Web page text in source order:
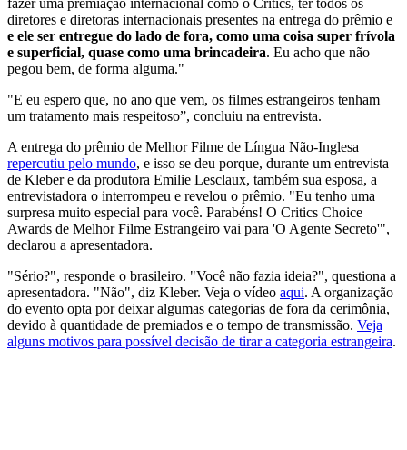
diretores e diretoras internacionais presentes na entrega do prêmio e
e ele ser entregue do lado de fora, como uma coisa super frívola
e superficial, quase como uma brincadeira. Eu acho que não
pegou bem, de forma alguma."
"E eu espero que, no ano que vem, os filmes estrangeiros tenham
um tratamento mais respeitoso”, concluiu na entrevista.
A entrega do prêmio de Melhor Filme de Língua Não-Inglesa
repercutiu pelo mundo, e isso se deu porque, durante um entrevista
de Kleber e da produtora Emilie Lesclaux, também sua esposa, a
entrevistadora o interrompeu e revelou o prêmio. "Eu tenho uma
surpresa muito especial para você. Parabéns! O Critics Choice
Awards de Melhor Filme Estrangeiro vai para 'O Agente Secreto'",
declarou a apresentadora.
"Sério?", responde o brasileiro. "Você não fazia ideia?", questiona a
apresentadora. "Não", diz Kleber. Veja o vídeo aqui. A organização
do evento opta por deixar algumas categorias de fora da cerimônia,
devido à quantidade de premiados e o tempo de transmissão. Veja
alguns motivos para possível decisão de tirar a categoria estrangeira.